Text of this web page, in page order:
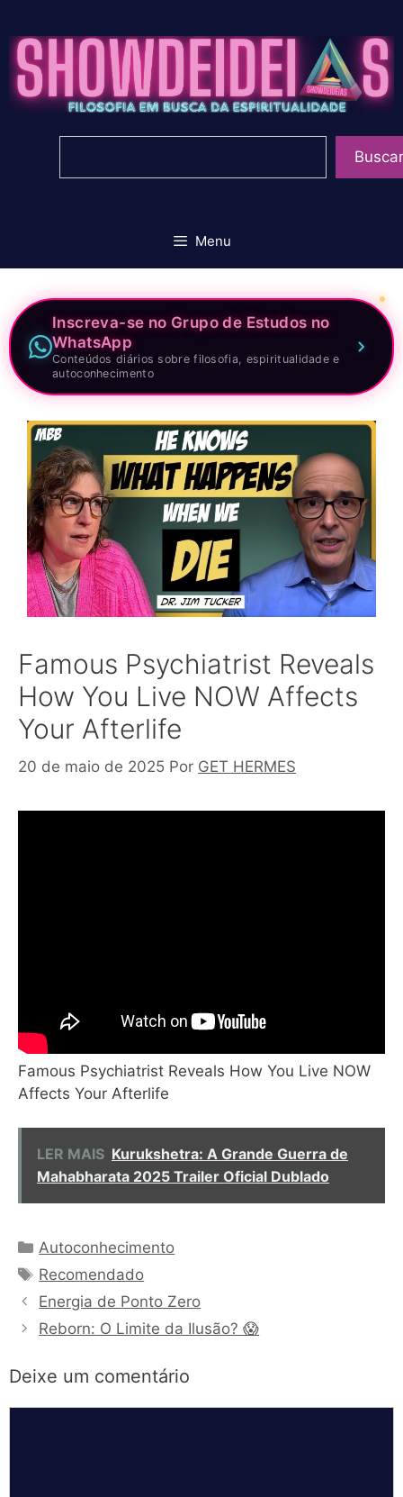
para
conteúdo
Buscar
Menu
Inscreva-se no Grupo de Estudos no
WhatsApp
Conteúdos diários sobre filosofia, espiritualidade e
autoconhecimento
Famous Psychiatrist Reveals
How You Live NOW Affects
Your Afterlife
20 de maio de 2025 Por GET HERMES
Famous Psychiatrist Reveals How You Live NOW
Affects Your Afterlife
LER MAIS Kurukshetra: A Grande Guerra de
Mahabharata 2025 Trailer Oficial Dublado
Categorias
Autoconhecimento
Tags
Recomendado
Energia de Ponto Zero
Reborn: O Limite da Ilusão? 😱
Deixe um comentário